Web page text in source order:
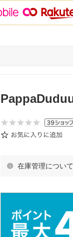
在庫管理につい